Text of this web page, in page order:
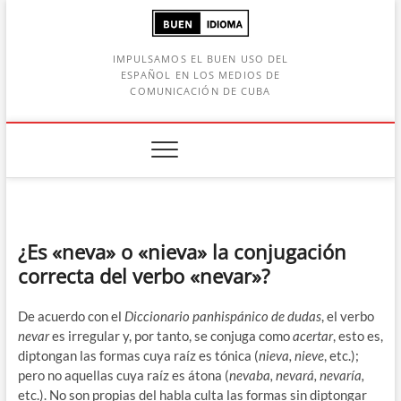
IMPULSAMOS EL BUEN USO DEL
ESPAÑOL EN LOS MEDIOS DE
COMUNICACIÓN DE CUBA
¿Es «neva» o «nieva» la conjugación
correcta del verbo «nevar»?
De acuerdo con el Diccionario panhispánico de dudas, el verbo
nevares irregular y, por tanto, se conjuga comoacertar, esto es,
diptongan las formas cuya raíz es tónica (nieva, nieve, etc.);
pero no aquellas cuya raíz es átona (nevaba, nevará, nevaría,
etc.). No son propias del habla culta las formas sin diptongar